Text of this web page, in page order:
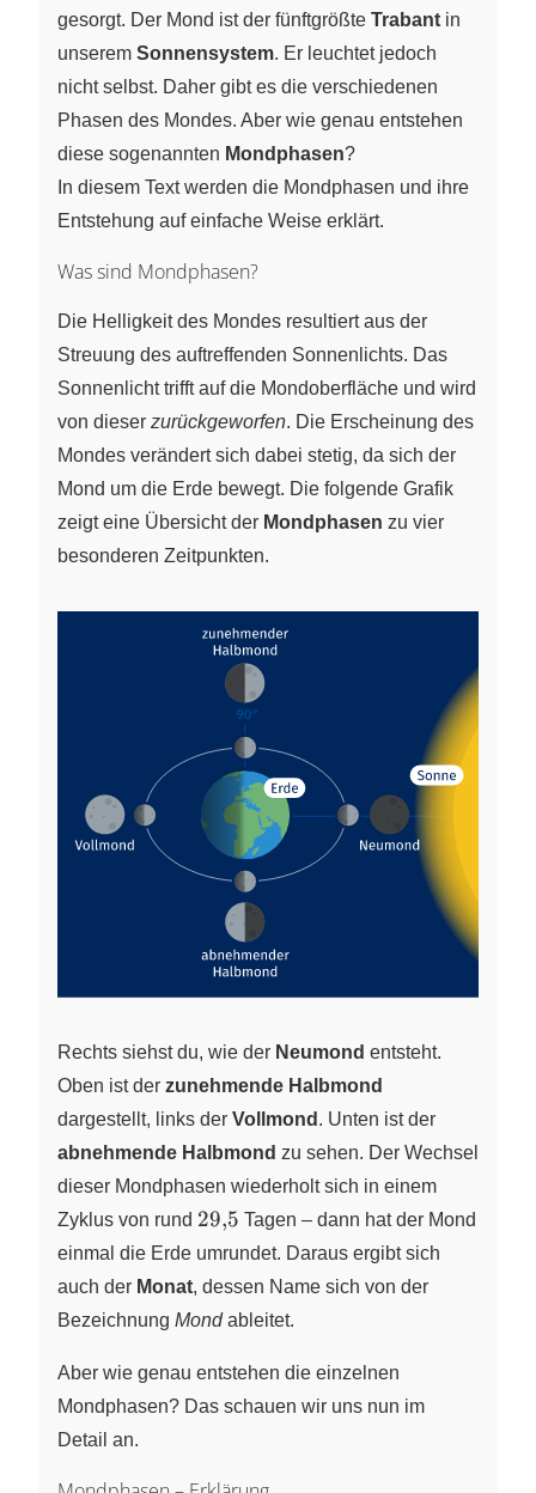
gesorgt. Der Mond ist der fünftgrößte Trabant in
unserem Sonnensystem. Er leuchtet jedoch
nicht selbst. Daher gibt es die verschiedenen
Phasen des Mondes. Aber wie genau entstehen
diese sogenannten Mondphasen?
In diesem Text werden die Mondphasen und ihre
Entstehung auf einfache Weise erklärt.
Was sind Mondphasen?
Die Helligkeit des Mondes resultiert aus der
Streuung des auftreffenden Sonnenlichts. Das
Sonnenlicht trifft auf die Mondoberfläche und wird
von dieser zurückgeworfen. Die Erscheinung des
Mondes verändert sich dabei stetig, da sich der
Mond um die Erde bewegt. Die folgende Grafik
zeigt eine Übersicht der Mondphasen zu vier
besonderen Zeitpunkten.
Rechts siehst du, wie der Neumond entsteht.
Oben ist der zunehmende Halbmond
dargestellt, links der Vollmond . Unten ist der
abnehmende Halbmond zu sehen. Der Wechsel
dieser Mondphasen wiederholt sich in einem
Zyklus von rund 29{,}5
29,5 Tagen – dann hat der Mond
einmal die Erde umrundet. Daraus ergibt sich
auch der Monat, dessen Name sich von der
Bezeichnung Mondableitet.
Aber wie genau entstehen die einzelnen
Mondphasen? Das schauen wir uns nun im
Detail an.